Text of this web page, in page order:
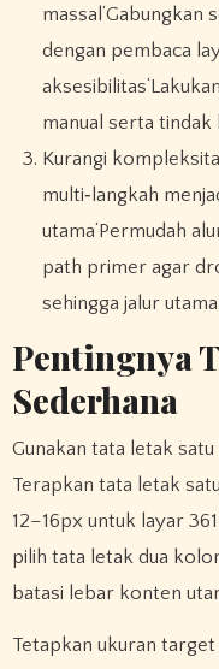
massal‘Gabungkan
dengan pembaca
manual serta
Kurangi
multi‑langkah
utama‘Permudah
path primer agar
sehingga jalur
Pentingnya
Sederhana
Gunakan tata letak
Terapkan tata letak
12–16px untuk layar
pilih tata letak dua
batasi lebar konten
Tetapkan ukuran